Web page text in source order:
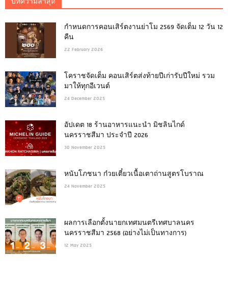
บทความล่าสุด
กำหนดการคอนเสิร์ตงานย่าโม 2569 จัดเต็ม 12 วัน 12
คืน
22 February 2026
โคราชจัดเต็ม คอนเสิร์ตส่งท้ายปีเก่ารับปีใหม่ รวม
มาให้ทุกอีเวนต์
24 December 2025
อัปเดต 18 ร้านอาหารแนะนำ มิชลินไกด์
นครราชสีมา ประจำปี 2026
30 November 2025
หนับโภชนา ก๋วยเตี๋ยวเนื้อเตาถ่านสูตรโบราณ
24 November 2025
ผลการเลือกตั้งนายกเทศมนตรีเทศบาลนคร
นครราชสีมา 2568 (อย่างไม่เป็นทางการ)
12 May 2025